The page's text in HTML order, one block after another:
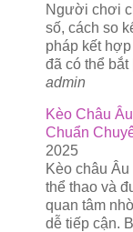
Người chơi
số, cách so
pháp kết
đã có thể
admin
Kèo Châu
Chuẩn
2025
Kèo châu
thể thao và
quan tâm
dễ tiếp cận.